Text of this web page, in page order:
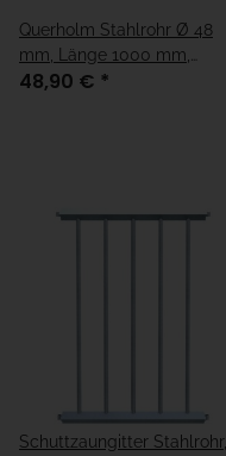
Querholm Stahlrohr Ø 48
mm, Länge 1000 mm,
weiß/rot
48,90 € *
Schuttzaungitter Stahlrohr,